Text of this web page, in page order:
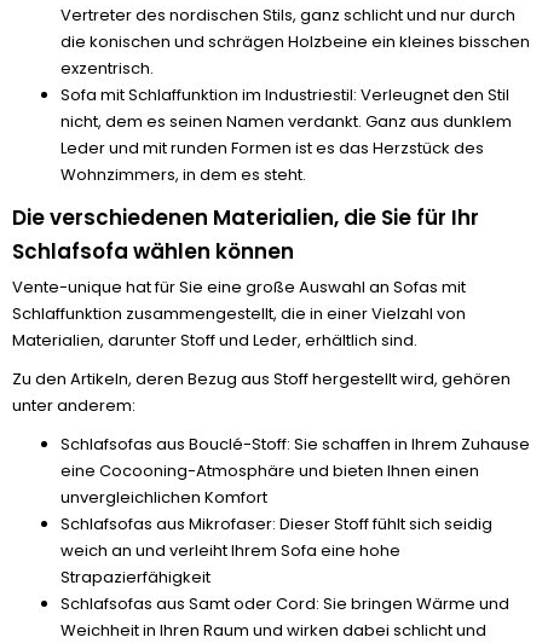
Vertreter des nordischen Stils, ganz schlicht und nur durch
die konischen und schrägen Holzbeine ein kleines bisschen
exzentrisch.
Sofa mit Schlaffunktion im Industriestil: Verleugnet den Stil
nicht, dem es seinen Namen verdankt. Ganz aus dunklem
Leder und mit runden Formen ist es das Herzstück des
Wohnzimmers, in dem es steht.
Die verschiedenen Materialien, die Sie für Ihr
Schlafsofa wählen können
Vente-unique hat für Sie eine große Auswahl an Sofas mit
Schlaffunktion zusammengestellt, die in einer Vielzahl von
Materialien, darunter Stoff und Leder, erhältlich sind.
Zu den Artikeln, deren Bezug aus Stoff hergestellt wird, gehören
unter anderem:
Schlafsofas aus Bouclé-Stoff: Sie schaffen in Ihrem Zuhause
eine Cocooning-Atmosphäre und bieten Ihnen einen
unvergleichlichen Komfort
Schlafsofas aus Mikrofaser: Dieser Stoff fühlt sich seidig
weich an und verleiht Ihrem Sofa eine hohe
Strapazierfähigkeit
Schlafsofas aus Samt oder Cord: Sie bringen Wärme und
Weichheit in Ihren Raum und wirken dabei schlicht und